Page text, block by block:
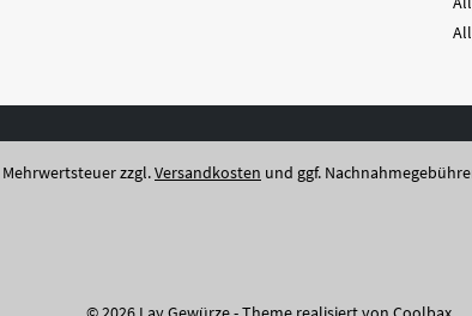
zzgl.Versandkosten und ggf.